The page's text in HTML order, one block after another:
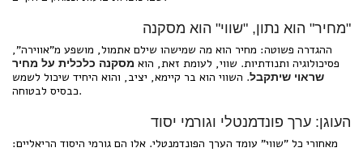
"מחיר" הוא נתון, "שווי" הוא מסקנה
ההגדרה פשוטה: מחיר הוא מה שמישהו שילם אתמול, מושפע מ"אווירה",
פסיכולוגיה ותנודתיות. שווי, לעומת זאת, הוא מסקנה כלכלית על מחיר
שראוי שיתקבל. השווי הוא בר קיימא, יציב, והוא היחיד שיכול לשמש
כבסיס לבטוחה.
העוגן: ערך פונדמנטלי וגורמי יסוד
מאחורי כל "שווי" עומד הערך הפונדמנטלי. אלו הם גורמי היסוד הריאליים: